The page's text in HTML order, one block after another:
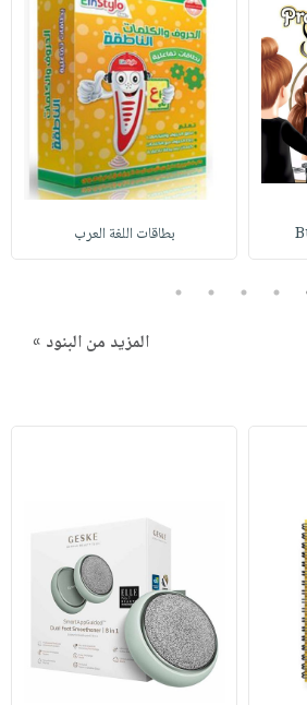
بطاقات اللغة العرب
2
3
4
5
المزيد من البنود »